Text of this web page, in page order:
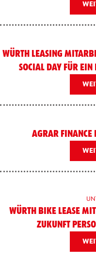
WÜRTH LEASING
SOCIAL DAY FÜR EIN
AGRAR FINANCE
WÜRTH BIKE LEASE
ZUKUNFT